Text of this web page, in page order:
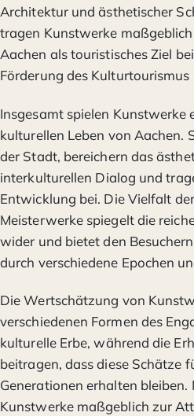
Architektur und ästhetischer
tragen Kunstwerke
Aachen als touristisches Ziel
Förderung des Kulturtourismus
Insgesamt spielen Kunstwerke
kulturellen Leben von Aachen.
der Stadt, bereichern das
interkulturellen Dialog und
Entwicklung bei. Die Vielfalt
Meisterwerke spiegelt die
wider und bietet den
durch verschiedene Epochen
Die Wertschätzung von
verschiedenen Formen des
kulturelle Erbe, während die
beitragen, dass diese Schätze
Generationen erhalten
Kunstwerke maßgeblich zur